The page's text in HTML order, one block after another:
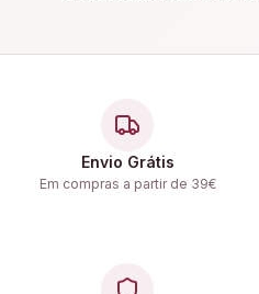
Envio Grátis
Em compras a partir de 39€